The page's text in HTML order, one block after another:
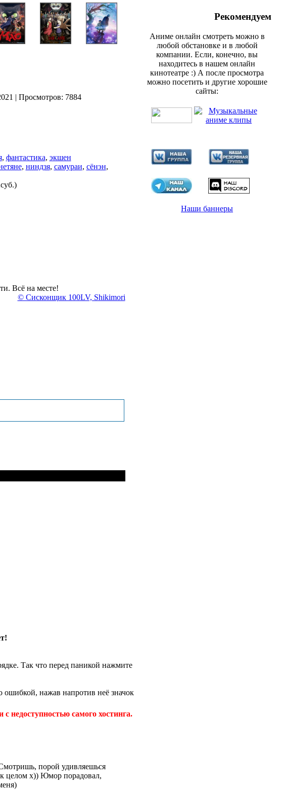
| Просмотров: 7884
, фантастика, экшен
, ниндзя, самураи, сёнэн,
Всё на месте!
© Сисконщик 100LV, Shikimori
Так что перед паникой нажмите
нажав напротив неё значок
недоступностью самого хостинга.
порой удивляешься
целом х)) Юмор порадовал,
Рекомендуем
Аниме онлайн смотреть можно в
любой обстановке и в любой
компании. Если, конечно, вы
находитесь в нашем онлайн
кинотеатре :) А после просмотра
можно посетить и другие хорошие
сайты:
Наши баннеры